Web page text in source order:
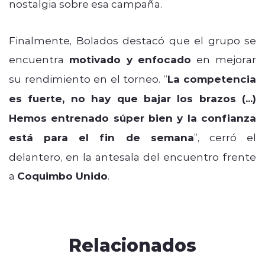
nostalgia sobre esa campaña.
Finalmente, Bolados destacó que el grupo se
encuentra motivado y enfocado en mejorar
su rendimiento en el torneo. “La competencia
es fuerte, no hay que bajar los brazos (...)
Hemos entrenado súper bien y la confianza
está para el fin de semana”, cerró el
delantero, en la antesala del encuentro frente
a Coquimbo Unido.
Relacionados